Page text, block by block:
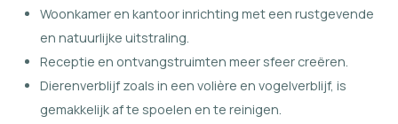
Woonkamer en kantoor inrichting met een rustgevende
en natuurlijke uitstraling.
Receptie en ontvangstruimten meer sfeer creëren.
Dierenverblijf zoals in een volière en vogelverblijf, is
gemakkelijk af te spoelen en te reinigen.